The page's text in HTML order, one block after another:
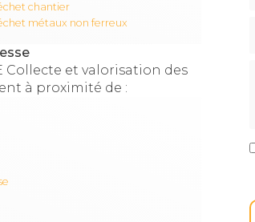
chantier
métaux non ferreux
Collecte et valorisation des
à proximité de :